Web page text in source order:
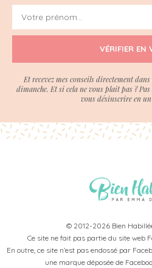
VÉRIFIER EN
Et recevez mes conseils directement
dimanche. Et si cela ne vous plait pas ?
vous désinscrire en
© 2012-2026 Bien
Ce site ne fait pas partie du site web
En outre, ce site n’est pas endossé par
une marque déposée de